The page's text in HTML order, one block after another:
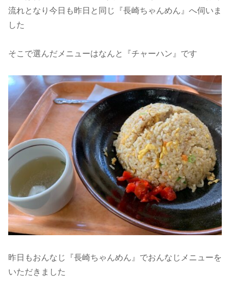
流れとなり今日も昨日と同じ『長崎ちゃんめん』へ伺いま
した
そこで選んだメニューはなんと『チャーハン』です
昨日もおんなじ『長崎ちゃんめん』でおんなじメニューを
いただきました